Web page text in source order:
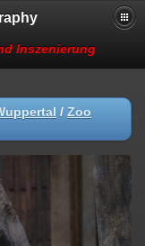
Inszenierung
/ Zoo